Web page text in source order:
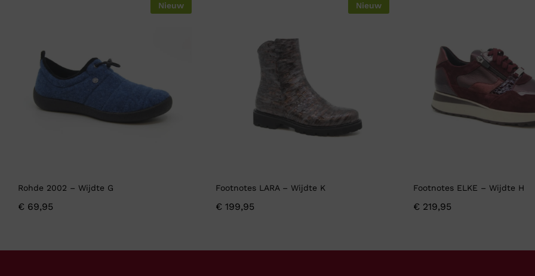
Nieuw
Rohde 2002 – Wijdte G
€ 69,95
Nieuw
Footnotes LARA – Wijdte K
€ 199,95
Footnotes ELKE – Wijdte H
€ 219,95